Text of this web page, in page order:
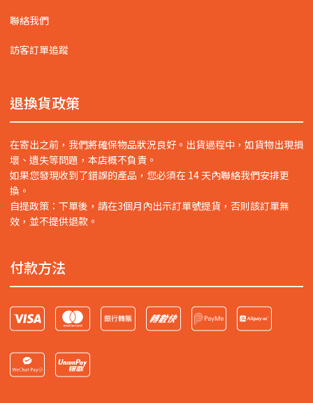
聯絡我們
訪客訂單追蹤
退換貨政策
在寄出之前，我們將確保物品狀況良好。出貨過程中，如貨物出現損
壞、遺失等問題，本店概不負責。
如果您發現收到了錯誤的產品，您必須在 14 天內聯絡我們安排更
換。
自提政策：下單後，請在3個月內出示訂單號提貨，否則該訂單無
效，並不提供退款。
付款方法